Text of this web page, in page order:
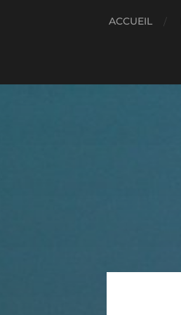
ACCUEIL